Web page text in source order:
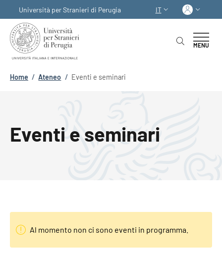
Università per Stranieri di Perugia
SELETTORE LINGUA:
IT
MENU
Briciole di pane
Home / Ateneo / Eventi e seminari
Eventi e seminari
Al momento non ci sono eventi in programma.